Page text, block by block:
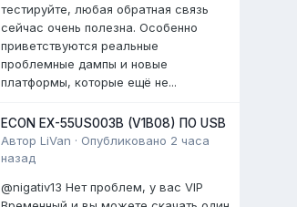
тестируйте, любая обратная связь
сейчас очень полезна. Особенно
приветствуются реальные
проблемные дампы и новые
платформы, которые ещё не...
ECON EX-55US003B (V1B08) ПО USB
АвторLiVan · Опубликовано 2 часа
назад
@nigativ13 Нет проблем, у вас VIP